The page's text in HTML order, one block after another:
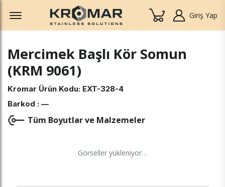
Offcanvas Menu Open
Giriş Yap
Mercimek Başlı Kör Somun
(KRM 9061)
Kromar Ürün Kodu: EXT-328-4
Barkod : —
Tüm Boyutlar ve Malzemeler
Görseller yükleniyor…